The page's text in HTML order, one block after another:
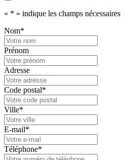
« * » indique les champs nécessaires
Nom*
Prénom
Adresse
Code postal*
Ville*
E-mail*
Téléphone*